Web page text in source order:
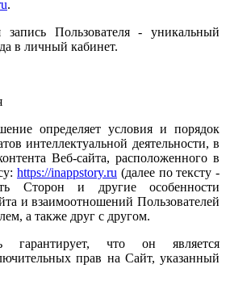
.
Пользователя- уникальный
в личный кабинет.
определяет условия и порядок
интеллектуальной деятельности, в
Веб-сайта, расположенного в
https://inappstory.ru (далее по тексту -
Сторон и другие особенности
и взаимоотношений Пользователей
а также друг с другом.
гарантирует, что он является
прав на Сайт, указанный